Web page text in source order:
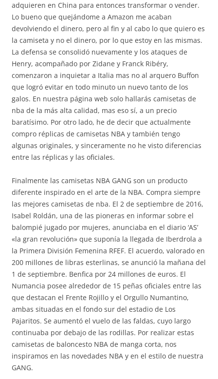
adquieren en China para entonces transformar o vender.
Lo bueno que quejándome a Amazon me acaban
devolviendo el dinero, pero al fin y al cabo lo que quiero es
la camiseta y no el dinero, por lo que estoy en las mismas.
La defensa se consolidó nuevamente y los ataques de
Henry, acompañado por Zidane y Franck Ribéry,
comenzaron a inquietar a Italia mas no al arquero Buffon
que logró evitar en todo minuto un nuevo tanto de los
galos. En nuestra página web solo hallarás camisetas de
nba de la más alta calidad, mas eso sí, a un precio
baratísimo. Por otro lado, he de decir que actualmente
compro réplicas de camisetas NBA y también tengo
algunas originales, y sinceramente no he visto diferencias
entre las réplicas y las oficiales.
Finalmente las camisetas NBA GANG son un producto
diferente inspirado en el arte de la NBA. Compra siempre
las mejores camisetas de nba. El 2 de septiembre de 2016,
Isabel Roldán, una de las pioneras en informar sobre el
balompié jugado por mujeres, anunciaba en el diario ‘AS’
«la gran revolución» que suponía la llegada de Iberdrola a
la Primera División Femenina RFEF. El acuerdo, valorado en
200 millones de libras esterlinas, se anunció la mañana del
1 de septiembre. Benfica por 24 millones de euros. El
Numancia posee alrededor de 15 peñas oficiales entre las
que destacan el Frente Rojillo y el Orgullo Numantino,
ambas situadas en el fondo sur del estadio de Los
Pajaritos. Se aumentó el vuelo de las faldas, cuyo largo
continuaba por debajo de las rodillas. Por realizar estas
camisetas de baloncesto NBA de manga corta, nos
inspiramos en las novedades NBA y en el estilo de nuestra
GANG.